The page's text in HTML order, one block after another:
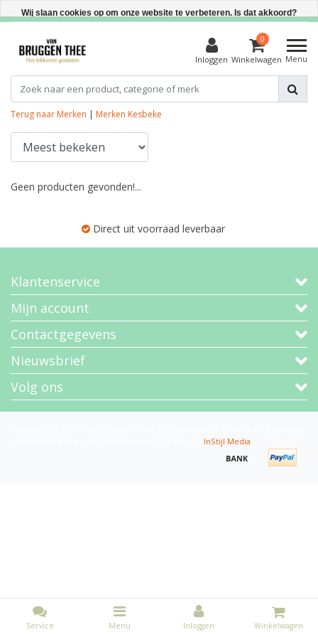
Direct uit voorraad leverbaar
Inloggen
0
Winkelwagen Menu
Terug naar Merken | Merken Kesbeke
Geen producten gevonden!...
Direct uit voorraad leverbaar
Klantenservice
Mijn account
Contactgegevens
Nieuwsbrief
Volg ons
InStijl Media
Service Menu Inloggen Winkelwagen
Wij slaan cookies op om onze website te verbeteren. Is dat akkoord?
Meer over cookies »